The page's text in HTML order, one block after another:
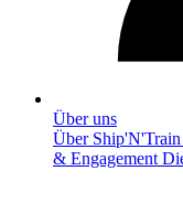
Über uns
Über Ship'N'Train
& Engagement